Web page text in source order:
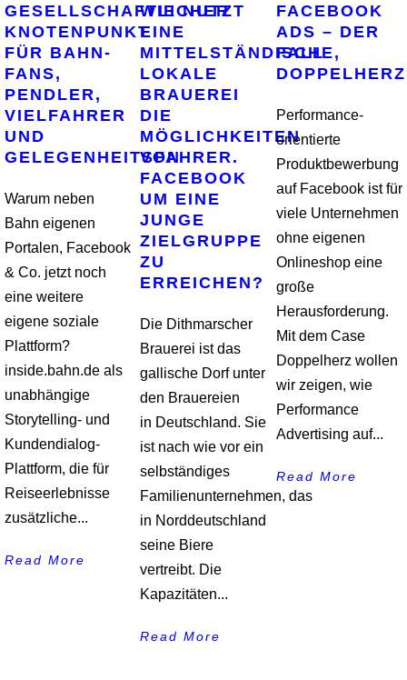
GESELLSCHAFTLICHER
KNOTENPUNKT
FÜR BAHN-
FANS,
PENDLER,
VIELFAHRER
UND
GELEGENHEITSFAHRER.
Warum neben
Bahn eigenen
Portalen, Facebook
& Co. jetzt noch
eine weitere
eigene soziale
Plattform?
inside.bahn.de als
unabhängige
Storytelling- und
Kundendialog-
Plattform, die für
Reiseerlebnisse
zusätzliche...
Read More
WIE NUTZT
EINE
MITTELSTÄNDISCHE,
LOKALE
BRAUEREI
DIE
MÖGLICHKEITEN
VON
FACEBOOK
UM EINE
JUNGE
ZIELGRUPPE
ZU
ERREICHEN?
Die Dithmarscher
Brauerei ist das
gallische Dorf unter
den Brauereien
in Deutschland. Sie
ist nach wie vor ein
selbständiges
Familienunternehmen, das
in Norddeutschland
seine Biere
vertreibt. Die
Kapazitäten...
Read More
FACEBOOK
ADS – DER
FALL
DOPPELHERZ
Performance-
orientierte
Produktbewerbung
auf Facebook ist für
viele Unternehmen
ohne eigenen
Onlineshop eine
große
Herausforderung.
Mit dem Case
Doppelherz wollen
wir zeigen, wie
Performance
Advertising auf...
Read More